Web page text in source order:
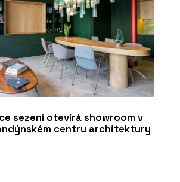
sezení otevírá showroom v
centru architektury